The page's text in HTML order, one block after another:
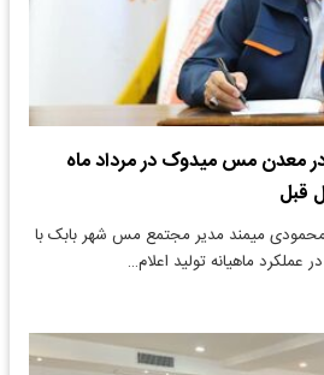
در معدن مس میدوک در مرداد ماه
قبل
میمند مدیر مجتمع مس شهر بابک با
عملکرد ماهیانه تولید اعلام…